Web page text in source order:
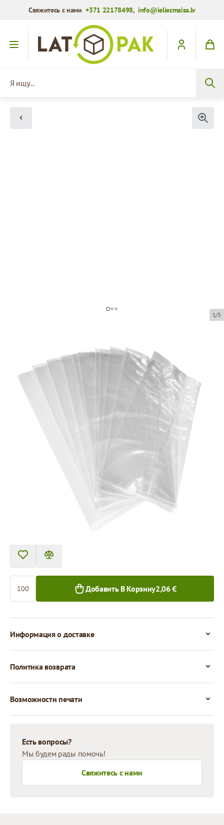
Свяжитесь с нами+371 22178498,info@ieliecmaisa.lv
Перейти к содержимому
1/3
Полипропиленовый мешок без
складки
Код товара:
Размер:
Tовар можно получить в пункте выдачи.
1,57 €
Добавить В Корзину2,06 €
Информация о доставке
Политика возврата
Возможности печати
Есть вопросы?
Мы будем рады помочь!
Свяжитесь с нами